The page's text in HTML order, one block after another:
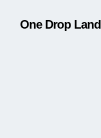
One Drop Land